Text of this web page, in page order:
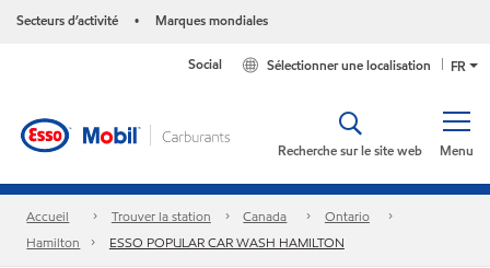
Secteurs d’activité • Marques mondiales
FR
Sélectionner une localisation
Social
Menu
Recherche sur le site web
Accueil Trouver la station Canada
Ontario
Hamilton
ESSO POPULAR CAR WASH HAMILTON